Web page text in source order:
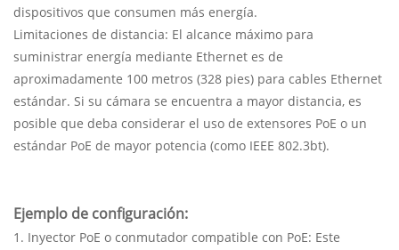
dispositivos que consumen más energía.
Limitaciones de distancia: El alcance máximo para
suministrar energía mediante Ethernet es de
aproximadamente 100 metros (328 pies) para cables Ethernet
estándar. Si su cámara se encuentra a mayor distancia, es
posible que deba considerar el uso de extensores PoE o un
estándar PoE de mayor potencia (como IEEE 802.3bt).
Ejemplo de configuración:
1. Inyector PoE o conmutador compatible con PoE: Este